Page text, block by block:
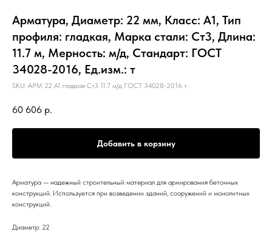
Арматура, Диаметр: 22 мм, Класс: А1, Тип
профиля: гладкая, Марка стали: Ст3, Длина:
11.7 м, Мерность: м/д, Стандарт: ГОСТ
34028-2016, Ед.изм.: т
SKU: АРМ 22 А1 гладкая Ст3 11.7 м/д ГОСТ 34028-2016 т
60 606 р.
Добавить в корзину
Арматура — надежный строительный материал для армирования бетонных
конструкций. Используется при возведении зданий, сооружений и монолитных
конструкций.
Диаметр: 22